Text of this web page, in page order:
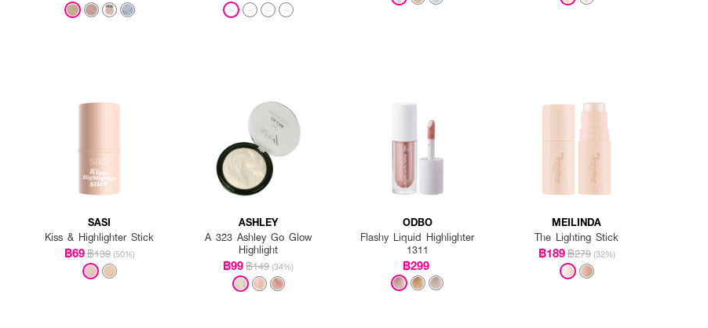
SASI
Kiss & Highlighter Stick
฿69฿139 (50%)
ASHLEY
A 323 Ashley Go Glow
Highlight
฿99฿149 (34%)
ODBO
Flashy Liquid Highlighter
1311
฿299
MEILINDA
The Lighting Stick
฿189฿279 (32%)